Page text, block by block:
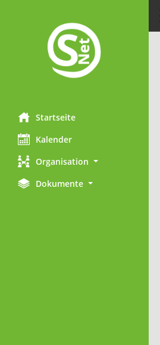
Startseite
Kalender
Organisation
Dokumente